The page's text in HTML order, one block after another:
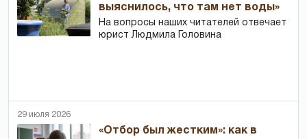
выяснилось, что там нет воды»
На вопросы наших читателей отвечает
юрист Людмила Головина
29 июля 2026
«Отбор был жестким»: как в